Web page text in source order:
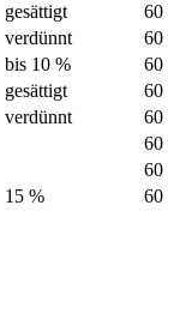
gesättigt
60
verdünnt
60
bis 10 %
60
gesättigt
60
verdünnt
60
60
60
15 %
60